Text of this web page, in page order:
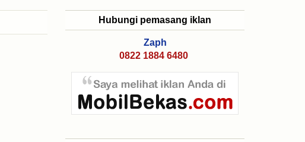
Hubungi pemasang iklan
Zaph
0822 1884 6480